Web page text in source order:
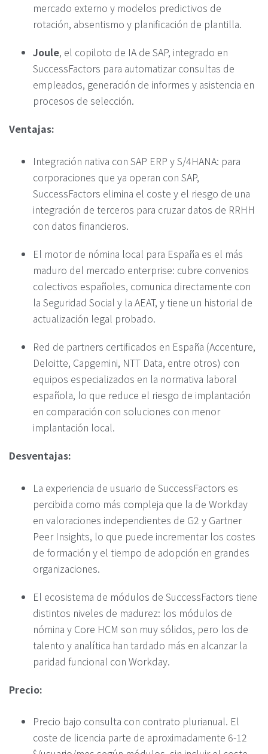
mercado externo y modelos predictivos de
rotación, absentismo y planificación de plantilla.
Joule, el copiloto de IA de SAP, integrado en
SuccessFactors para automatizar consultas de
empleados, generación de informes y asistencia en
procesos de selección.
Ventajas:
Integración nativa con SAP ERP y S/4HANA: para
corporaciones que ya operan con SAP,
SuccessFactors elimina el coste y el riesgo de una
integración de terceros para cruzar datos de RRHH
con datos financieros.
El motor de nómina local para España es el más
maduro del mercado enterprise: cubre convenios
colectivos españoles, comunica directamente con
la Seguridad Social y la AEAT, y tiene un historial de
actualización legal probado.
Red de partners certificados en España (Accenture,
Deloitte, Capgemini, NTT Data, entre otros) con
equipos especializados en la normativa laboral
española, lo que reduce el riesgo de implantación
en comparación con soluciones con menor
implantación local.
Desventajas:
La experiencia de usuario de SuccessFactors es
percibida como más compleja que la de Workday
en valoraciones independientes de G2 y Gartner
Peer Insights, lo que puede incrementar los costes
de formación y el tiempo de adopción en grandes
organizaciones.
El ecosistema de módulos de SuccessFactors tiene
distintos niveles de madurez: los módulos de
nómina y Core HCM son muy sólidos, pero los de
talento y analítica han tardado más en alcanzar la
paridad funcional con Workday.
Precio:
Precio bajo consulta con contrato plurianual. El
coste de licencia parte de aproximadamente 6-12